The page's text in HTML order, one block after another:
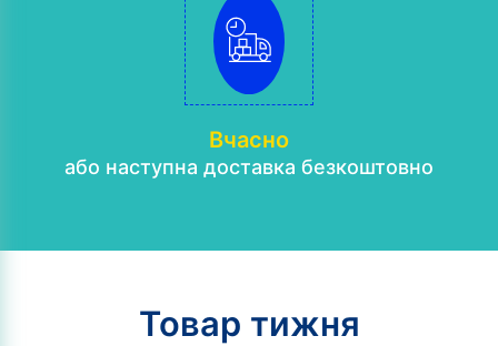
Вчасно
або наступна доставка безкоштовно
Товар тижня